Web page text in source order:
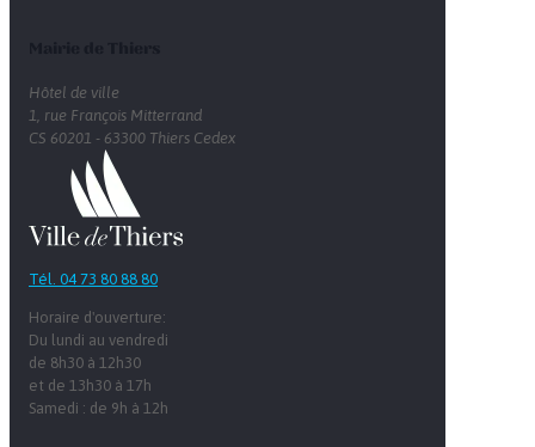
Hôtel de ville
1, rue François Mitterrand
CS 60201 - 63300 Thiers Cedex
Tél. 04 73 80 88 80
Horaire d'ouverture:
Du lundi au vendredi
de 8h30 à 12h30
et de 13h30 à 17h
Samedi : de 9h à 12h